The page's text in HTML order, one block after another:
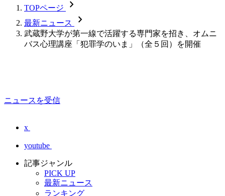
TOPページ chevron_forward
最新ニュース chevron_forward
武蔵野大学が第一線で活躍する専門家を招き、オムニ
バス心理講座「犯罪学のいま」（全５回）を開催
ニュースを受信
x
youtube
記事ジャンル
PICK UP
最新ニュース
ランキング